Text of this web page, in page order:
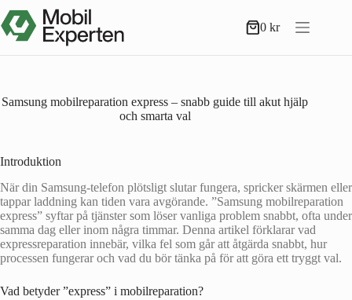
till
innehåll
Varukorg
0kr
Samsung mobilreparation express – snabb guide till akut hjälp
och smarta val
Introduktion
När din Samsung-telefon plötsligt slutar fungera, spricker skärmen eller
tappar laddning kan tiden vara avgörande. ”Samsung mobilreparation
express” syftar på tjänster som löser vanliga problem snabbt, ofta under
samma dag eller inom några timmar. Denna artikel förklarar vad
expressreparation innebär, vilka fel som går att åtgärda snabbt, hur
processen fungerar och vad du bör tänka på för att göra ett tryggt val.
Vad betyder ”express” i mobilreparation?